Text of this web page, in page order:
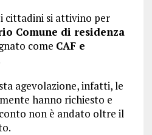
cittadini si attivino per
Comune di residenza
come CAF e
agevolazione, infatti, le
hanno richiesto e
non è andato oltre il